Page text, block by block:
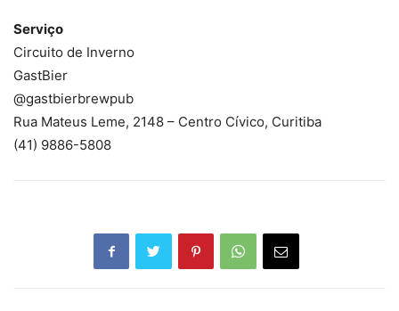
Serviço
Circuito de Inverno
GastBier
@gastbierbrewpub
Rua Mateus Leme, 2148 – Centro Cívico, Curitiba
(41) 9886-5808